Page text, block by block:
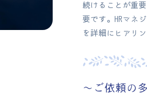
続けることが重
要です。HRマネ
を詳細にヒアリ
～ご依頼の